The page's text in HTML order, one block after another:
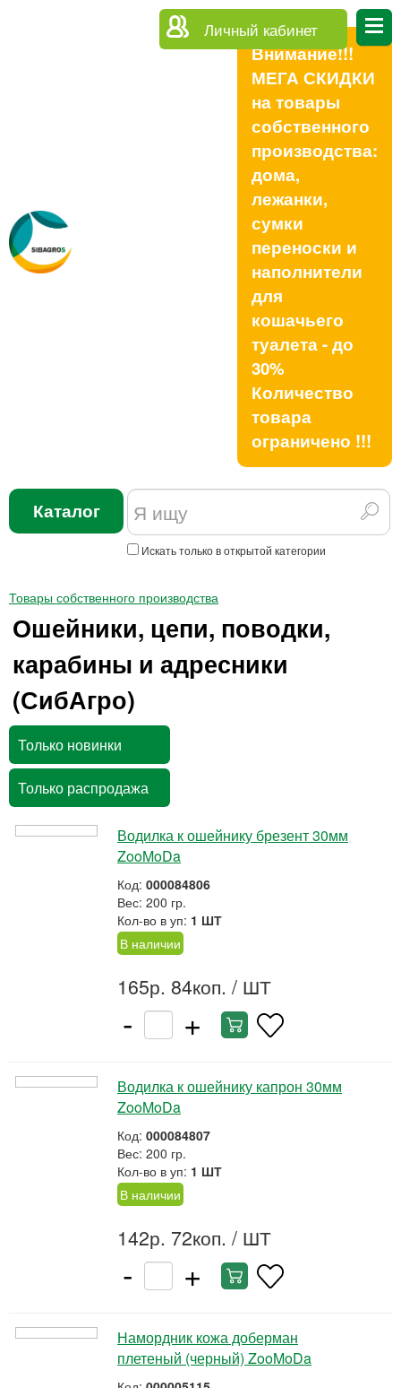
Личный кабинет
Внимание!!!
МЕГА СКИДКИ
на товары
собственного
производства:
дома,
лежанки,
сумки
переноски и
наполнители
для
кошачьего
туалета - до
30%
Количество
товара
ограничено !!!
Каталог
Искать только в открытой категории
Товары собственного производства
Ошейники, цепи, поводки,
карабины и адресники
(СибАгро)
Только новинки
Только распродажа
Водилка к ошейнику брезент 30мм
ZooMoDa
Код: 000084806
Вес: 200 гр.
Кол-во в уп: 1 ШТ
В наличии
165р. 84коп. / ШТ
- +
Водилка к ошейнику капрон 30мм
ZooMoDa
Код: 000084807
Вес: 200 гр.
Кол-во в уп: 1 ШТ
В наличии
142р. 72коп. / ШТ
- +
Намордник кожа доберман
плетеный (черный) ZooMoDa